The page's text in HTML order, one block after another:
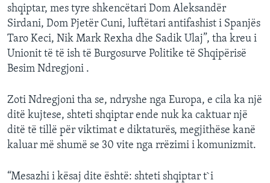
shqiptar, mes tyre shkencëtari Dom Aleksandër
Sirdani, Dom Pjetër Cuni, luftëtari antifashist i Spanjës
Taro Keci, Nik Mark Rexha dhe Sadik Ulaj”, tha kreu i
Unionit të të ish të Burgosurve Politike të Shqipërisë
Besim Ndregjoni .
Zoti Ndregjoni tha se, ndryshe nga Europa, e cila ka një
ditë kujtese, shteti shqiptar ende nuk ka caktuar një
ditë të tillë për viktimat e diktaturës, megjithëse kanë
kaluar më shumë se 30 vite nga rrëzimi i komunizmit.
“Mesazhi i kësaj dite është: shteti shqiptar t`i